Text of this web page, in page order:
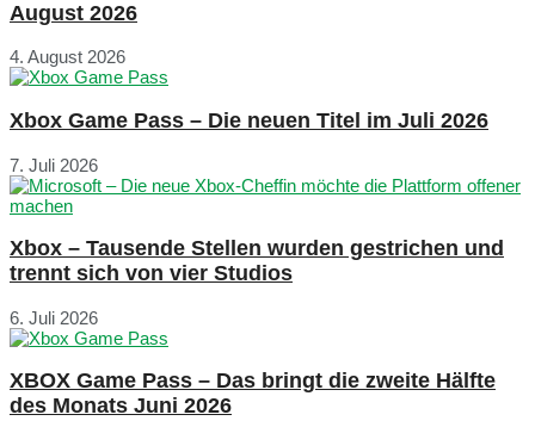
August 2026
4. August 2026
Xbox Game Pass – Die neuen Titel im Juli 2026
7. Juli 2026
Xbox – Tausende Stellen wurden gestrichen und
trennt sich von vier Studios
6. Juli 2026
XBOX Game Pass – Das bringt die zweite Hälfte
des Monats Juni 2026